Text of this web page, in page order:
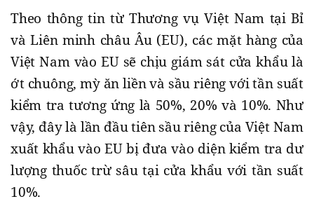
Theo thông tin từ Thương vụ Việt Nam tại Bỉ
và Liên minh châu Âu (EU), các mặt hàng của
Việt Nam vào EU sẽ chịu giám sát cửa khẩu là
ớt chuông, mỳ ăn liền và sầu riêng với tần suất
kiểm tra tương ứng là 50%, 20% và 10%. Như
vậy, đây là lần đầu tiên sầu riêng của Việt Nam
xuất khẩu vào EU bị đưa vào diện kiểm tra dư
lượng thuốc trừ sâu tại cửa khẩu với tần suất
10%.